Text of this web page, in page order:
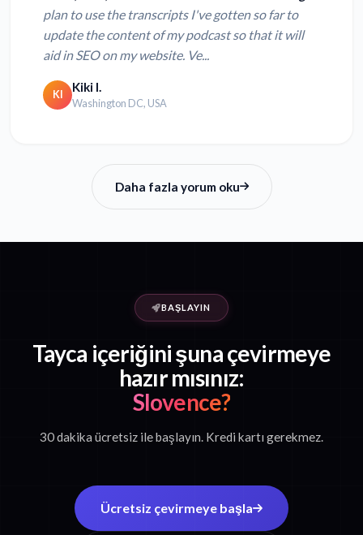
plan to use the transcripts I've gotten so far to
update the content of my podcast so that it will
aid in SEO on my website. Ve...
KI Kiki I.
Washington DC, USA
Daha fazla yorum oku
BAŞLAYIN
Tayca içeriğini şuna çevirmeye
hazır mısınız:
Slovence?
30 dakika ücretsiz ile başlayın. Kredi kartı gerekmez.
Ücretsiz çevirmeye başla